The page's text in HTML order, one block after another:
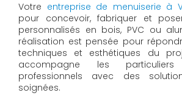
Votre entreprise de menuiserie à
pour concevoir, fabriquer et
personnalisés en bois, PVC ou
réalisation est pensée pour
techniques et esthétiques du
accompagne les
professionnels avec des
soignées.